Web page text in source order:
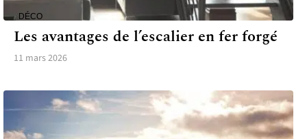
DÉCO
Les avantages de l’escalier en fer forgé
11 mars 2026